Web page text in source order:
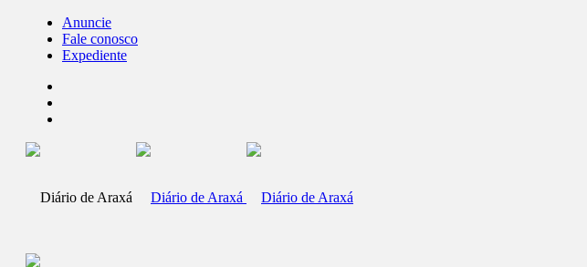
Anuncie
Fale conosco
Expediente